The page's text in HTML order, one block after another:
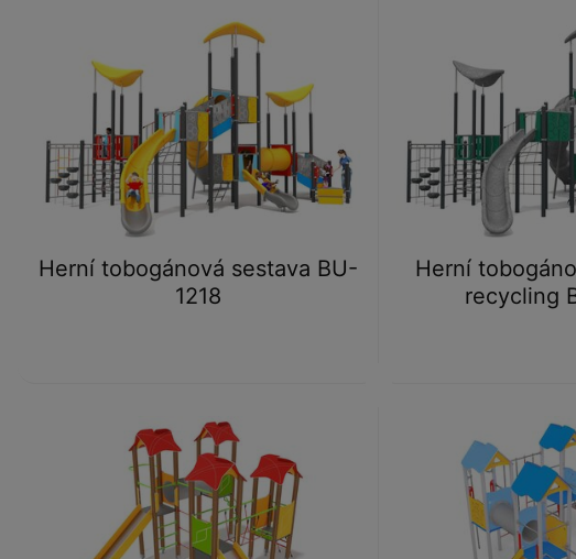
Herní tobogánová sestava BU-
1218
Herní
recycling